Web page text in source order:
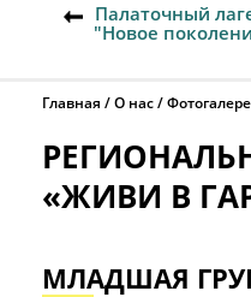
Палаточный
"Новое
Главная О нас
«ЖИВИ В
МЛАДШАЯ